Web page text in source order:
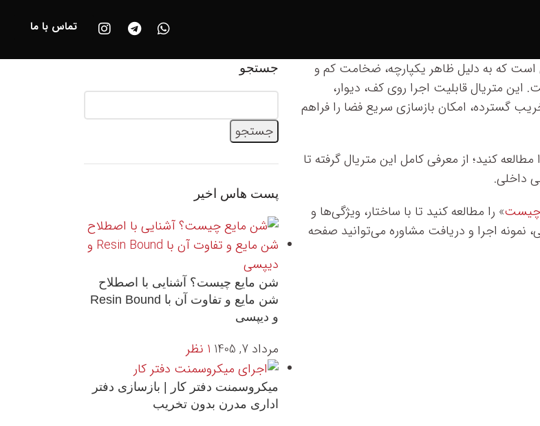
تماس با ما
که به دلیل ظاهر یکپارچه، ضخامت کم و
متریال قابلیت اجرا روی کف، دیوار،
گسترده، امکان بازسازی سریع فضا را فراهم
مطالعه کنید؛ از معرفی کامل این متریال گرفته تا
داخلی.
چیست» را مطالعه کنید تا با ساختار، ویژگی‌ها و
اجرا و دریافت مشاوره می‌توانید صفحه
جستجو
جستجو
پست هاس اخیر
شن مایع چیست؟ آشنایی با اصطلاح
شن مایع و تفاوت آن با Resin Bound
و دیپسی
مرداد 7, 1405 1 نظر
میکروسمنت دفتر کار | بازسازی دفتر
اداری مدرن بدون تخریب